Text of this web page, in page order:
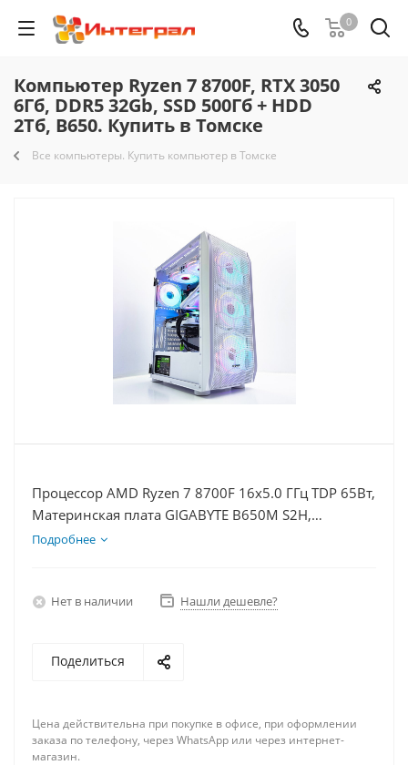
0
Компьютер Ryzen 7 8700F, RTX 3050
6Гб, DDR5 32Gb, SSD 500Гб + HDD
2Тб, B650. Купить в Томске
Все компьютеры. Купить компьютер в Томске
Процессор AMD Ryzen 7 8700F 16x5.0 ГГц TDP 65Вт,
Материнская плата GIGABYTE B650M S2H,
Видеокарта RTX 3050 6Гб, Память DDR5 32Gb,
Подробнее
Нет в наличии Нашли дешевле?
Поделиться
Цена действительна при покупке в офисе, при оформлении
заказа по телефону, через WhatsApp или через интернет-
магазин.